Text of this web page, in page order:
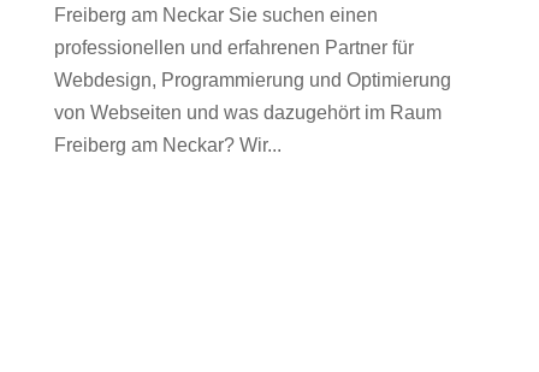
Freiberg am Neckar Sie suchen einen
professionellen und erfahrenen Partner für
Webdesign, Programmierung und Optimierung
von Webseiten und was dazugehört im Raum
Freiberg am Neckar? Wir...